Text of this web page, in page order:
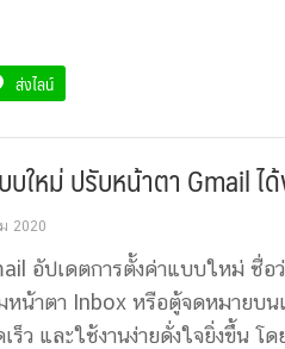
ส่งไลน์
ใหม่ ปรับหน้าตา Gmail ไ
2020
อัปเดตการตั้งค่าแบบใหม่ ชื่อ
หน้าตา Inbox หรือตู้จดหมายบน
เร็ว และใช้งานง่ายดั่งใจยิ่งขึ้น โ